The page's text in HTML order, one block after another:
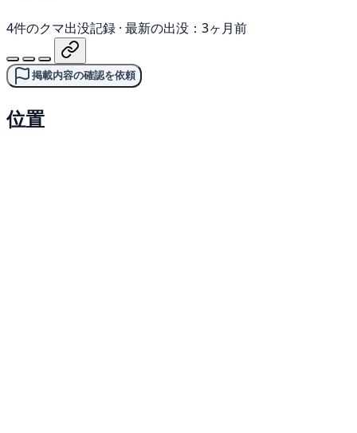
4件のクマ出没記録 · 最新の出没：3ヶ月前
掲載内容の確認を依頼
位置